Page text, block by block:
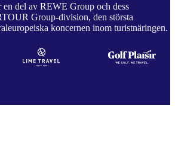
en del av REWE Group och dess
Group-division, den största
koncernen inom turistnäringen.